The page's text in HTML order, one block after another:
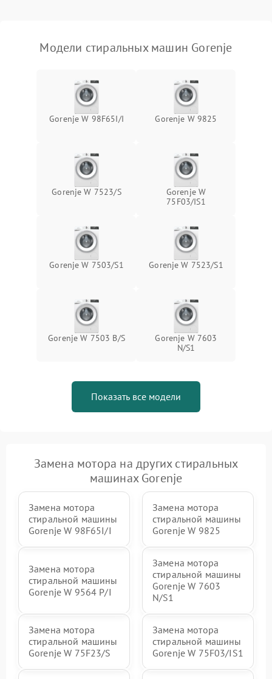
Модели стиральных машин Gorenje
Gorenje W 98F65I/I Gorenje W 9825
Gorenje W 7523/S
Gorenje W
75F03/IS1
Gorenje W 7503/S1 Gorenje W 7523/S1
Gorenje W 7503 B/S
Gorenje W 7603
N/S1
Показать все модели
Замена мотора на других стиральных
машинах Gorenje
Замена мотора
стиральной машины
Gorenje W 98F65I/I
Замена мотора
стиральной машины
Gorenje W 9825
Замена мотора
стиральной машины
Gorenje W 9564 P/I
Замена мотора
стиральной машины
Gorenje W 7603
N/S1
Замена мотора
стиральной машины
Gorenje W 75F23/S
Замена мотора
стиральной машины
Gorenje W 75F03/IS1